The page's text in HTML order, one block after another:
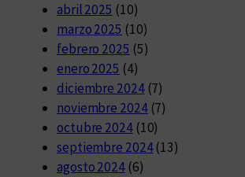
abril 2025 (10)
marzo 2025 (10)
febrero 2025 (5)
enero 2025 (4)
diciembre 2024(7)
noviembre 2024(7)
octubre 2024(10)
septiembre 2024(13)
agosto 2024(6)